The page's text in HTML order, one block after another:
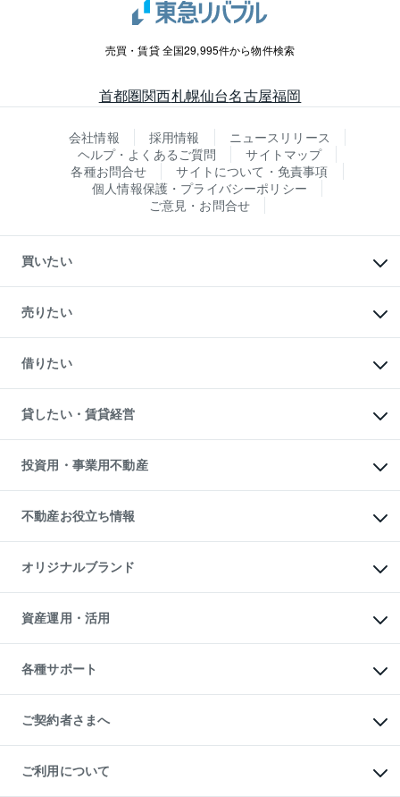
売買・賃貸 全国29,995件から物件検索
首都圏関西札幌仙台名古屋福岡
会社情報 採用情報
ニュースリリース
ヘルプ・よくあるご質問
サイトマップ
各種お問合せ
サイトについて・免責事項
個人情報保護・プライバシーポリシー
ご意見・お問合せ
買いたい
新築・分譲マンションの購入
中古マンションの購入
一戸建ての購入
中古一戸建ての購入
不動産購入の流れ
注目キーワード物件特集
購入ガイド
English 繁体中文簡体中文
売りたい
一戸建ての売却・査定
土地の売却・査定
スピードAI査定
不動産査定について
不動産売却の流れ
不動産買換えの流れ
売却ガイド
借りたい
オフィス・店舗の賃貸
借りるときの流れ
借りるガイド
貸したい・賃貸経営
マンション賃料データ
賃貸管理プラン
リロケーションについて
貸すガイド
投資用・事業用不動産
事業用不動産
マンション投資
投資用マンション
アパート経営
収益物件
ビル購入（ビル一棟）
投資用不動産の売却査定
事業用不動産の売却査定
不動産お役立ち情報
マンションライブラリー
人気マンションランキング
暮らしに役立つ不動産メディア
不動産相場・不動産価格情報
不動産コラム・ニュース
不動産用語集
不動産なんでもネット相談室
住まいの税金
オリジナルブランド
一棟リノベーションマンション
L`GENTE（ルジェンテ）
区分リノベーションマンション
投資用一棟レジデンスWELL
不動産小口投資
LEGACIA（レガシア）
資産運用・活用
不動産M&A
アセットマネジメント・出資
各種サポート
相続サポート
リフォームサポート
ご契約者さまへ
ご紹介・再契約特典
入居者様専用-各種ご案内（賃貸）
ご利用について